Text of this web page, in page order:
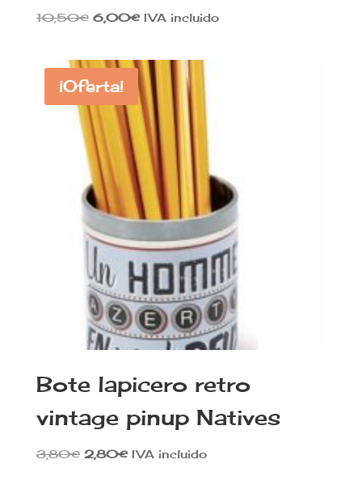
10,50€ El
era:
10,50€.
6,00€El
es:
6,00€.
IVA incluido
¡Oferta!
Bote lapicero retro
vintage pinup Natives
3,80€ El
2,80€ElIVA incluido